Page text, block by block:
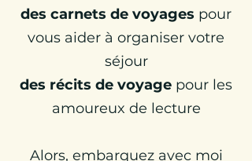
des carnets de voyages pour
vous aider à organiser votre
séjour
des récits de voyage pour les
amoureux de lecture
Alors, embarquez avec moi